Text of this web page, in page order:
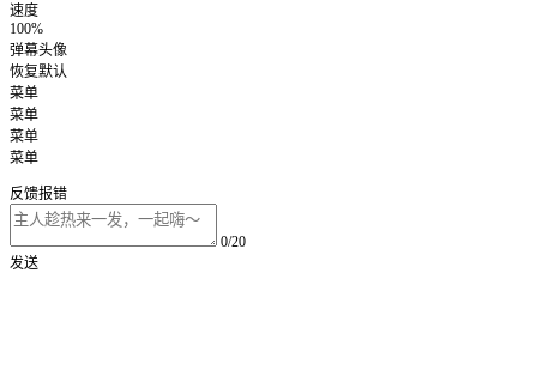
速度
100%
弹幕头像
恢复默认
菜单
菜单
菜单
菜单
反馈报错
0/20
发送